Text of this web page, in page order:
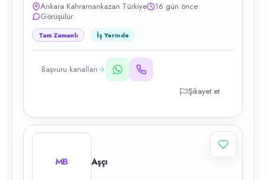
Ankara Kahramankazan Türkiye
16 gün önce
Görüşülür
Tam Zamanlı İş Yerinde
Başvuru kanalları
Şikayet et
MB Aşçı